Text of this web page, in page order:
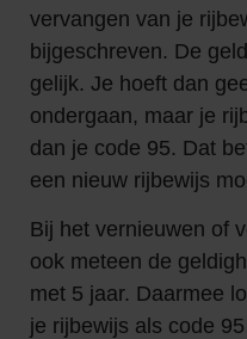
vervangen van je
bijgeschreven. De
gelijk. Je hoeft dan
ondergaan, maar je
dan je code 95. Dat
een nieuw rijbewijs
Bij het vernieuwen of
ook meteen de
met 5 jaar. Daarmee
je rijbewijs als code